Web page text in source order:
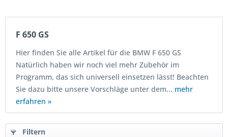
F 650 GS
Hier finden Sie alle Artikel für die BMW F 650 GS
Natürlich haben wir noch viel mehr Zubehör im
Programm, das sich universell einsetzen lässt! Beachten
Sie dazu bitte unsere Vorschläge unter dem... mehr
erfahren »
Filtern